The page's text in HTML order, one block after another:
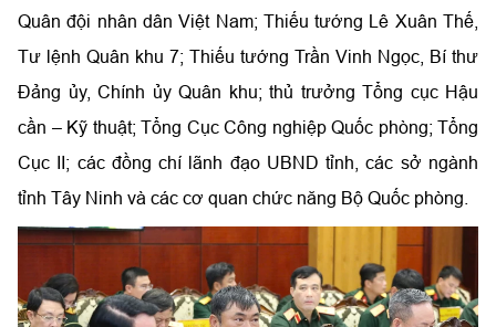
Quân đội nhân dân Việt Nam; Thiếu tướng Lê Xuân Thế,
Tư lệnh Quân khu 7; Thiếu tướng Trần Vinh Ngọc, Bí thư
Đảng ủy, Chính ủy Quân khu; thủ trưởng Tổng cục Hậu
cần – Kỹ thuật; Tổng Cục Công nghiệp Quốc phòng; Tổng
Cục II; các đồng chí lãnh đạo UBND tỉnh, các sở ngành
tỉnh Tây Ninh và các cơ quan chức năng Bộ Quốc phòng.